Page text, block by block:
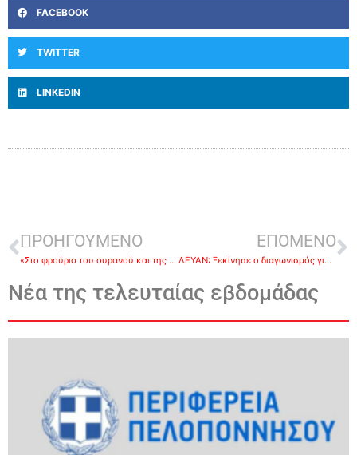
FACEBOOK
TWITTER
LINKEDIN
ΠΡΟΗΓΟΥΜΕΝΟ
«Στο φρούριο του ουρανού και της θάλασσας»-Μουσικό αφιέρωμα για τα 200 χρόνια από την απελευθέρωση του Ναυπλίου
ΕΠΟΜΕΝΟ
ΔΕΥΑΝ: Ξεκίνησε ο διαγωνισμός για το νέο δίκτυο ύδρευσης σε Δρέπανο και Τολό ύψους 3,5 εκ. ευρώ
Νέα της τελευταίας εβδομάδας